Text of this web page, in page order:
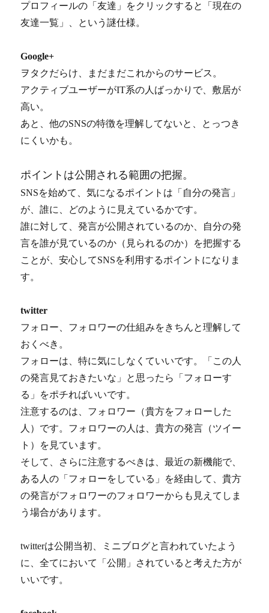
プロフィールの「友達」をクリックすると「現在の
友達一覧」、という謎仕様。
Google+
ヲタクだらけ、まだまだこれからのサービス。
アクティブユーザーがIT系の人ばっかりで、敷居が
高い。
あと、他のSNSの特徴を理解してないと、とっつき
にくいかも。
ポイントは公開される範囲の把握。
SNSを始めて、気になるポイントは「自分の発言」
が、誰に、どのように見えているかです。
誰に対して、発言が公開されているのか、自分の発
言を誰が見ているのか（見られるのか）を把握する
ことが、安心してSNSを利用するポイントになりま
す。
twitter
フォロー、フォロワーの仕組みをきちんと理解して
おくべき。
フォローは、特に気にしなくていいです。「この人
の発言見ておきたいな」と思ったら「フォローす
る」をポチればいいです。
注意するのは、フォロワー（貴方をフォローした
人）です。フォロワーの人は、貴方の発言（ツイー
ト）を見ています。
そして、さらに注意するべきは、最近の新機能で、
ある人の「フォローをしている」を経由して、貴方
の発言がフォロワーのフォロワーからも見えてしま
う場合があります。
twitterは公開当初、ミニブログと言われていたよう
に、全てにおいて「公開」されていると考えた方が
いいです。